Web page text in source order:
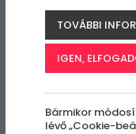
TOVÁBBI
IGEN,
Bármikor
lévő „Cookie-